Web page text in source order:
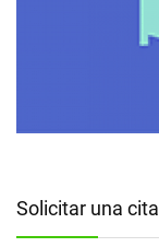
Solicitar una cita